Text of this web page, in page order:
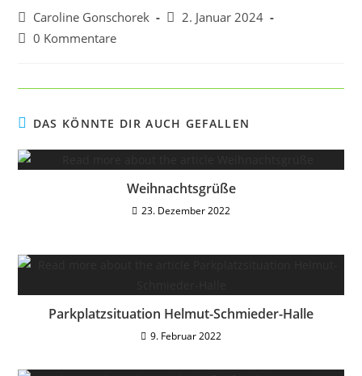
Caroline Gonschorek
2. Januar 2024
0 Kommentare
DAS KÖNNTE DIR AUCH GEFALLEN
Weihnachtsgrüße
23. Dezember 2022
Parkplatzsituation Helmut-Schmieder-Halle
9. Februar 2022